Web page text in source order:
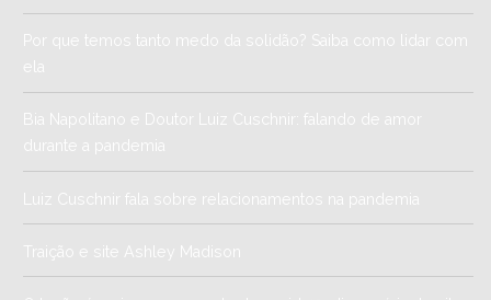
Por que temos tanto medo da solidão? Saiba como lidar com
ela
Bia Napolitano e Doutor Luiz Cuschnir: falando de amor
durante a pandemia
Luiz Cuschnir fala sobre relacionamentos na pandemia
Traição e site Ashley Madison